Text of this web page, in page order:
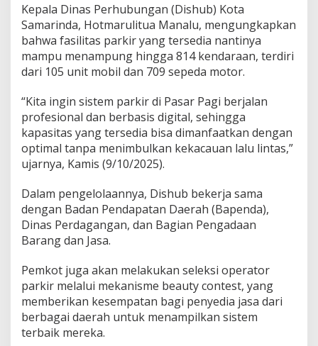
Kepala Dinas Perhubungan (Dishub) Kota
Samarinda, Hotmarulitua Manalu, mengungkapkan
bahwa fasilitas parkir yang tersedia nantinya
mampu menampung hingga 814 kendaraan, terdiri
dari 105 unit mobil dan 709 sepeda motor.
“Kita ingin sistem parkir di Pasar Pagi berjalan
profesional dan berbasis digital, sehingga
kapasitas yang tersedia bisa dimanfaatkan dengan
optimal tanpa menimbulkan kekacauan lalu lintas,”
ujarnya, Kamis (9/10/2025).
Dalam pengelolaannya, Dishub bekerja sama
dengan Badan Pendapatan Daerah (Bapenda),
Dinas Perdagangan, dan Bagian Pengadaan
Barang dan Jasa.
Pemkot juga akan melakukan seleksi operator
parkir melalui mekanisme beauty contest, yang
memberikan kesempatan bagi penyedia jasa dari
berbagai daerah untuk menampilkan sistem
terbaik mereka.